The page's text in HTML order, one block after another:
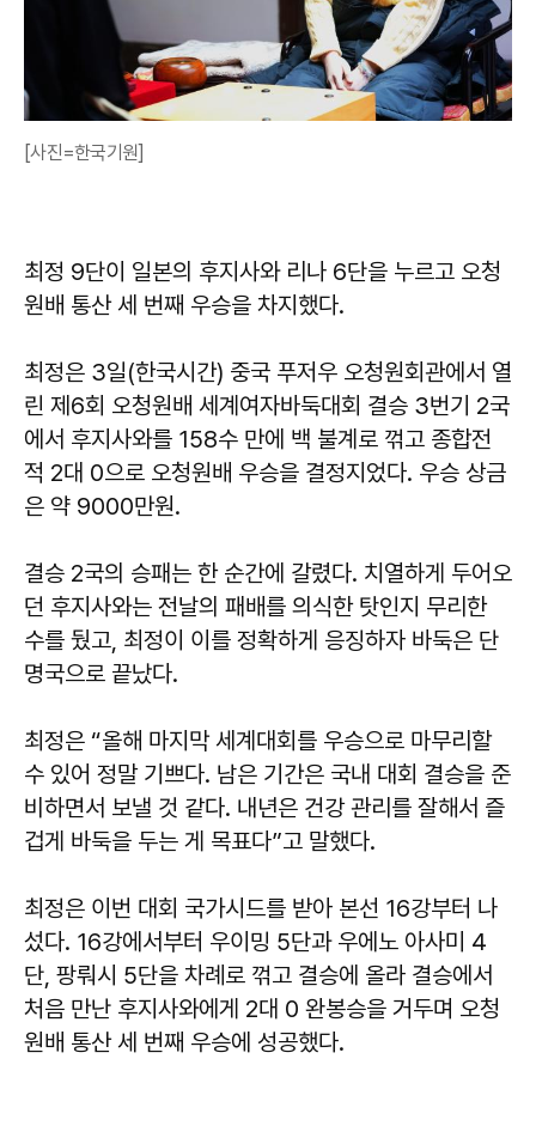
[사진=한국기원]
최정 9단이 일본의 후지사와 리나 6단을 누르고 오청
원배 통산 세 번째 우승을 차지했다.
최정은 3일(한국시간) 중국 푸저우 오청원회관에서 열
린 제6회 오청원배 세계여자바둑대회 결승 3번기 2국
에서 후지사와를 158수 만에 백 불계로 꺾고 종합전
적 2대 0으로 오청원배 우승을 결정지었다. 우승 상금
은 약 9000만원.
결승 2국의 승패는 한 순간에 갈렸다. 치열하게 두어오
던 후지사와는 전날의 패배를 의식한 탓인지 무리한
수를 뒀고, 최정이 이를 정확하게 응징하자 바둑은 단
명국으로 끝났다.
최정은 “올해 마지막 세계대회를 우승으로 마무리할
수 있어 정말 기쁘다. 남은 기간은 국내 대회 결승을 준
비하면서 보낼 것 같다. 내년은 건강 관리를 잘해서 즐
겁게 바둑을 두는 게 목표다”고 말했다.
최정은 이번 대회 국가시드를 받아 본선 16강부터 나
섰다. 16강에서부터 우이밍 5단과 우에노 아사미 4
단, 팡뤄시 5단을 차례로 꺾고 결승에 올라 결승에서
처음 만난 후지사와에게 2대 0 완봉승을 거두며 오청
원배 통산 세 번째 우승에 성공했다.